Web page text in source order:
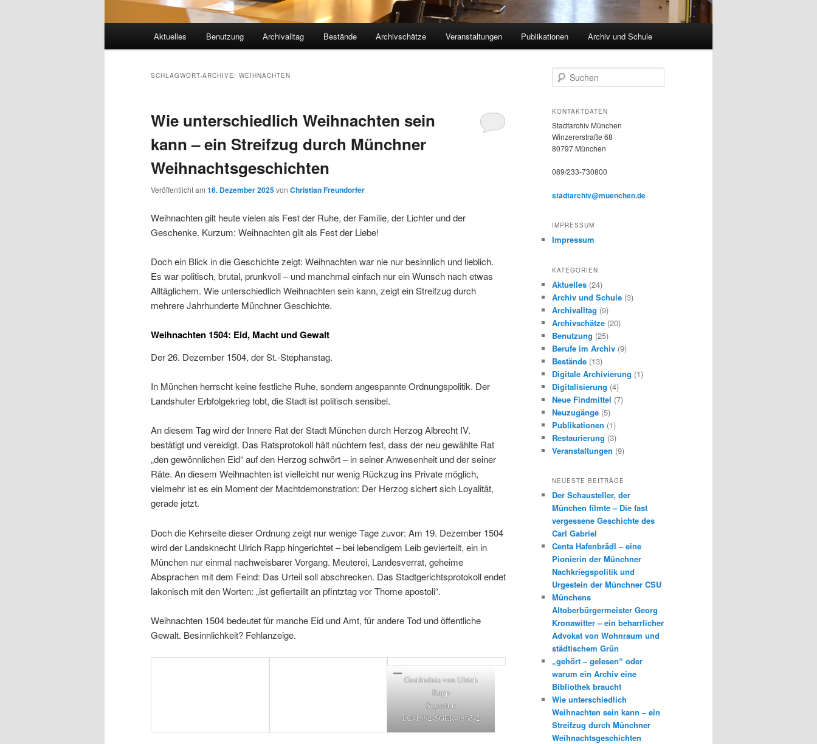
Aktuelles Benutzung Archivalltag Bestände Archivschätze Veranstaltungen Publikationen Archiv und Schule
SCHLAGWORT-ARCHIVE: WEIHNACHTEN
Wie unterschiedlich Weihnachten sein
kann – ein Streifzug durch Münchner
Weihnachtsgeschichten
Veröffentlicht am 16. Dezember 2025von Christian Freundorfer
Weihnachten gilt heute vielen als Fest der Ruhe, der Familie, der Lichter und der
Geschenke. Kurzum: Weihnachten gilt als Fest der Liebe!
Doch ein Blick in die Geschichte zeigt: Weihnachten war nie nur besinnlich und lieblich.
Es war politisch, brutal, prunkvoll – und manchmal einfach nur ein Wunsch nach etwas
Alltäglichem. Wie unterschiedlich Weihnachten sein kann, zeigt ein Streifzug durch
mehrere Jahrhunderte Münchner Geschichte.
Weihnachten 1504: Eid, Macht und Gewalt
Der 26. Dezember 1504, der St.-Stephanstag.
In München herrscht keine festliche Ruhe, sondern angespannte Ordnungspolitik. Der
Landshuter Erbfolgekrieg tobt, die Stadt ist politisch sensibel.
An diesem Tag wird der Innere Rat der Stadt München durch Herzog Albrecht IV.
bestätigt und vereidigt. Das Ratsprotokoll hält nüchtern fest, dass der neu gewählte Rat
„den gewönnlichen Eid“ auf den Herzog schwört – in seiner Anwesenheit und der seiner
Räte. An diesem Weihnachten ist vielleicht nur wenig Rückzug ins Private möglich,
vielmehr ist es ein Moment der Machtdemonstration: Der Herzog sichert sich Loyalität,
gerade jetzt.
Doch die Kehrseite dieser Ordnung zeigt nur wenige Tage zuvor: Am 19. Dezember 1504
wird der Landsknecht Ulrich Rapp hingerichtet – bei lebendigem Leib gevierteilt, ein in
München nur einmal nachweisbarer Vorgang. Meuterei, Landesverrat, geheime
Absprachen mit dem Feind: Das Urteil soll abschrecken. Das Stadtgerichtsprotokoll endet
lakonisch mit den Worten: „ist gefiertaillt an pfintztag vor Thome apostoli“.
Weihnachten 1504 bedeutet für manche Eid und Amt, für andere Tod und öffentliche
Gewalt. Besinnlichkeit? Fehlanzeige.
Geständnis von Ulrich
Rapp
Signatur:
DE-1992-SGER-0865-2
u
h
n
KONTAKTDATEN
Stadtarchiv München
Winzererstraße 68
80797 München
089/233-730800
stadtarchiv@muenchen.de
IMPRESSUM
Impressum
KATEGORIEN
Aktuelles (24)
Archiv und Schule (3)
Archivalltag (9)
Archivschätze (20)
Benutzung (25)
Berufe im Archiv (9)
Bestände (13)
Digitale Archivierung (1)
Digitalisierung (4)
Neue Findmittel (7)
Neuzugänge (5)
Publikationen (1)
Restaurierung (3)
Veranstaltungen (9)
NEUESTE BEITRÄGE
Der Schausteller, der
München filmte – Die fast
vergessene Geschichte des
Carl Gabriel
Centa Hafenbrädl – eine
Pionierin der Münchner
Nachkriegspolitik und
Urgestein der Münchner CSU
Münchens
Altoberbürgermeister Georg
Kronawitter – ein beharrlicher
Advokat von Wohnraum und
städtischem Grün
„gehört – gelesen“ oder
warum ein Archiv eine
Bibliothek braucht
Wie unterschiedlich
Weihnachten sein kann – ein
Streifzug durch Münchner
Weihnachtsgeschichten